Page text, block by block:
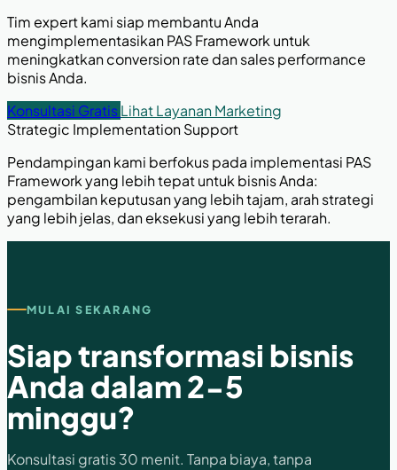
Tim expert kami siap membantu Anda
mengimplementasikan PAS Framework untuk
meningkatkan conversion rate dan sales performance
bisnis Anda.
Konsultasi GratisLihat Layanan Marketing
Strategic Implementation Support
Pendampingan kami berfokus pada implementasi PAS
Framework yang lebih tepat untuk bisnis Anda:
pengambilan keputusan yang lebih tajam, arah strategi
yang lebih jelas, dan eksekusi yang lebih terarah.
MULAI SEKARANG
Siap transformasi bisnis
Anda dalam 2-5
minggu?
Konsultasi gratis 30 menit. Tanpa biaya, tanpa